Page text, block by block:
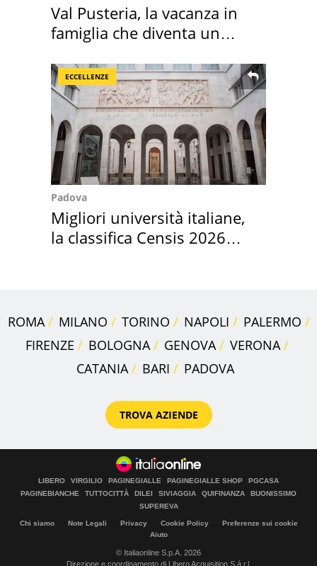
Val Pusteria, la vacanza in
famiglia che diventa un
ECCELLENZE
Padova
Migliori università italiane,
la classifica Censis 2026
ROMA MILANO TORINO NAPOLI
PALERMO
FIRENZE
BOLOGNA GENOVA
VERONA
CATANIA
BARI PADOVA
TROVA AZIENDE
LIBERO VIRGILIO PAGINEGIALLE PAGINEGIALLE SHOP
PGCASA
PAGINEBIANCHE
TUTTOCITTÀ DILEI SIVIAGGIA QUIFINANZA
BUONISSIMO
SUPEREVA
Chi siamo Note Legali Privacy Cookie Policy
Preferenze sui cookie
Aiuto
© Italiaonline S.p.A. 2026
Direzione e coordinamento di Libero Acquisition S.á r.l.